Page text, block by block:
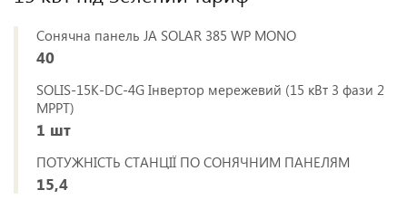
Сонячна панель JA SOLAR 385 WP MONO
40
SOLIS-15K-DC-4G Інвертор мережевий (15 кВт 3 фази 2
MPPT)
1 шт
ПОТУЖНІСТЬ СТАНЦІЇ ПО СОНЯЧНИМ ПАНЕЛЯМ
15,4